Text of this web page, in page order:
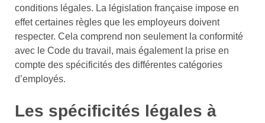
conditions légales. La législation française impose en
effet certaines règles que les employeurs doivent
respecter. Cela comprend non seulement la conformité
avec le Code du travail, mais également la prise en
compte des spécificités des différentes catégories
d’employés.
Les spécificités légales à